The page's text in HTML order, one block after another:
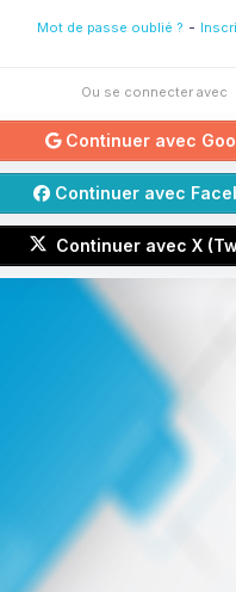
Mot de passe oublié ? -
Ou se connecter avec
Continuer avec
Continuer avec
Continuer avec X